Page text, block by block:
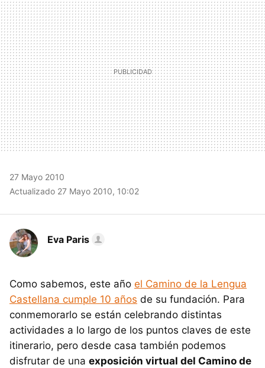
MAIL
27 Mayo 2010
Actualizado 27 Mayo 2010, 10:02
Eva Paris
Como sabemos, este año el Camino de la Lengua
Castellana cumple 10 años de su fundación. Para
conmemorarlo se están celebrando distintas
actividades a lo largo de los puntos claves de este
itinerario, pero desde casa también podemos
disfrutar de una exposición virtual del Camino de